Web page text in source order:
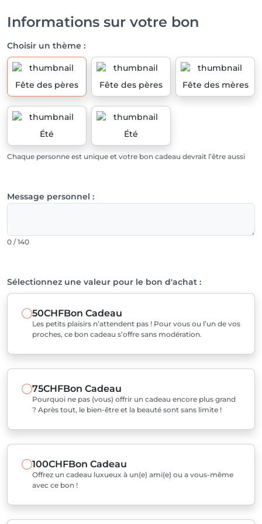
Informations sur votre bon
Choisir un thème :
Fête des pères Fête des pères Fête des mères
Été Été
Chaque personne est unique et votre bon cadeau devrait l’être aussi
Message personnel :
0 / 140
Sélectionnez une valeur pour le bon d'achat :
50CHFBon Cadeau
Les petits plaisirs n’attendent pas ! Pour vous ou l’un de vos
proches, ce bon cadeau s’offre sans modération.
75CHFBon Cadeau
Pourquoi ne pas (vous) offrir un cadeau encore plus grand
? Après tout, le bien-être et la beauté sont sans limite !
100CHFBon Cadeau
Offrez un cadeau luxueux à un(e) ami(e) ou a vous-même
avec ce bon !